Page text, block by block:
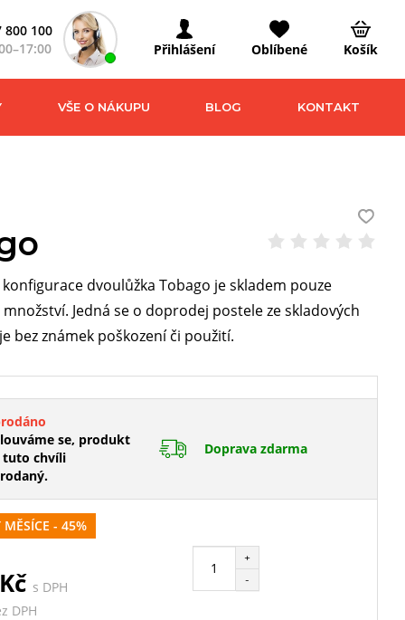
800 100
Přihlášení Oblíbené Košík
VŠE O NÁKUPU BLOG KONTAKT
dvoulůžka Tobago je skladem pouze
Jedná se o doprodej postele ze skladových
bez známek poškození či použití.
se, produkt
tuto chvíli
Doprava zdarma
MĚSÍCE - 45%
s DPH
DPH
+
-